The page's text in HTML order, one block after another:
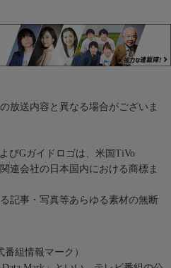
放送内容と異なる場合がございま
びGガイドロゴは、米国TiVo
連会社の日本国内における商標ま
記事・写真等あらゆる素材の無断
番組情報マーク）